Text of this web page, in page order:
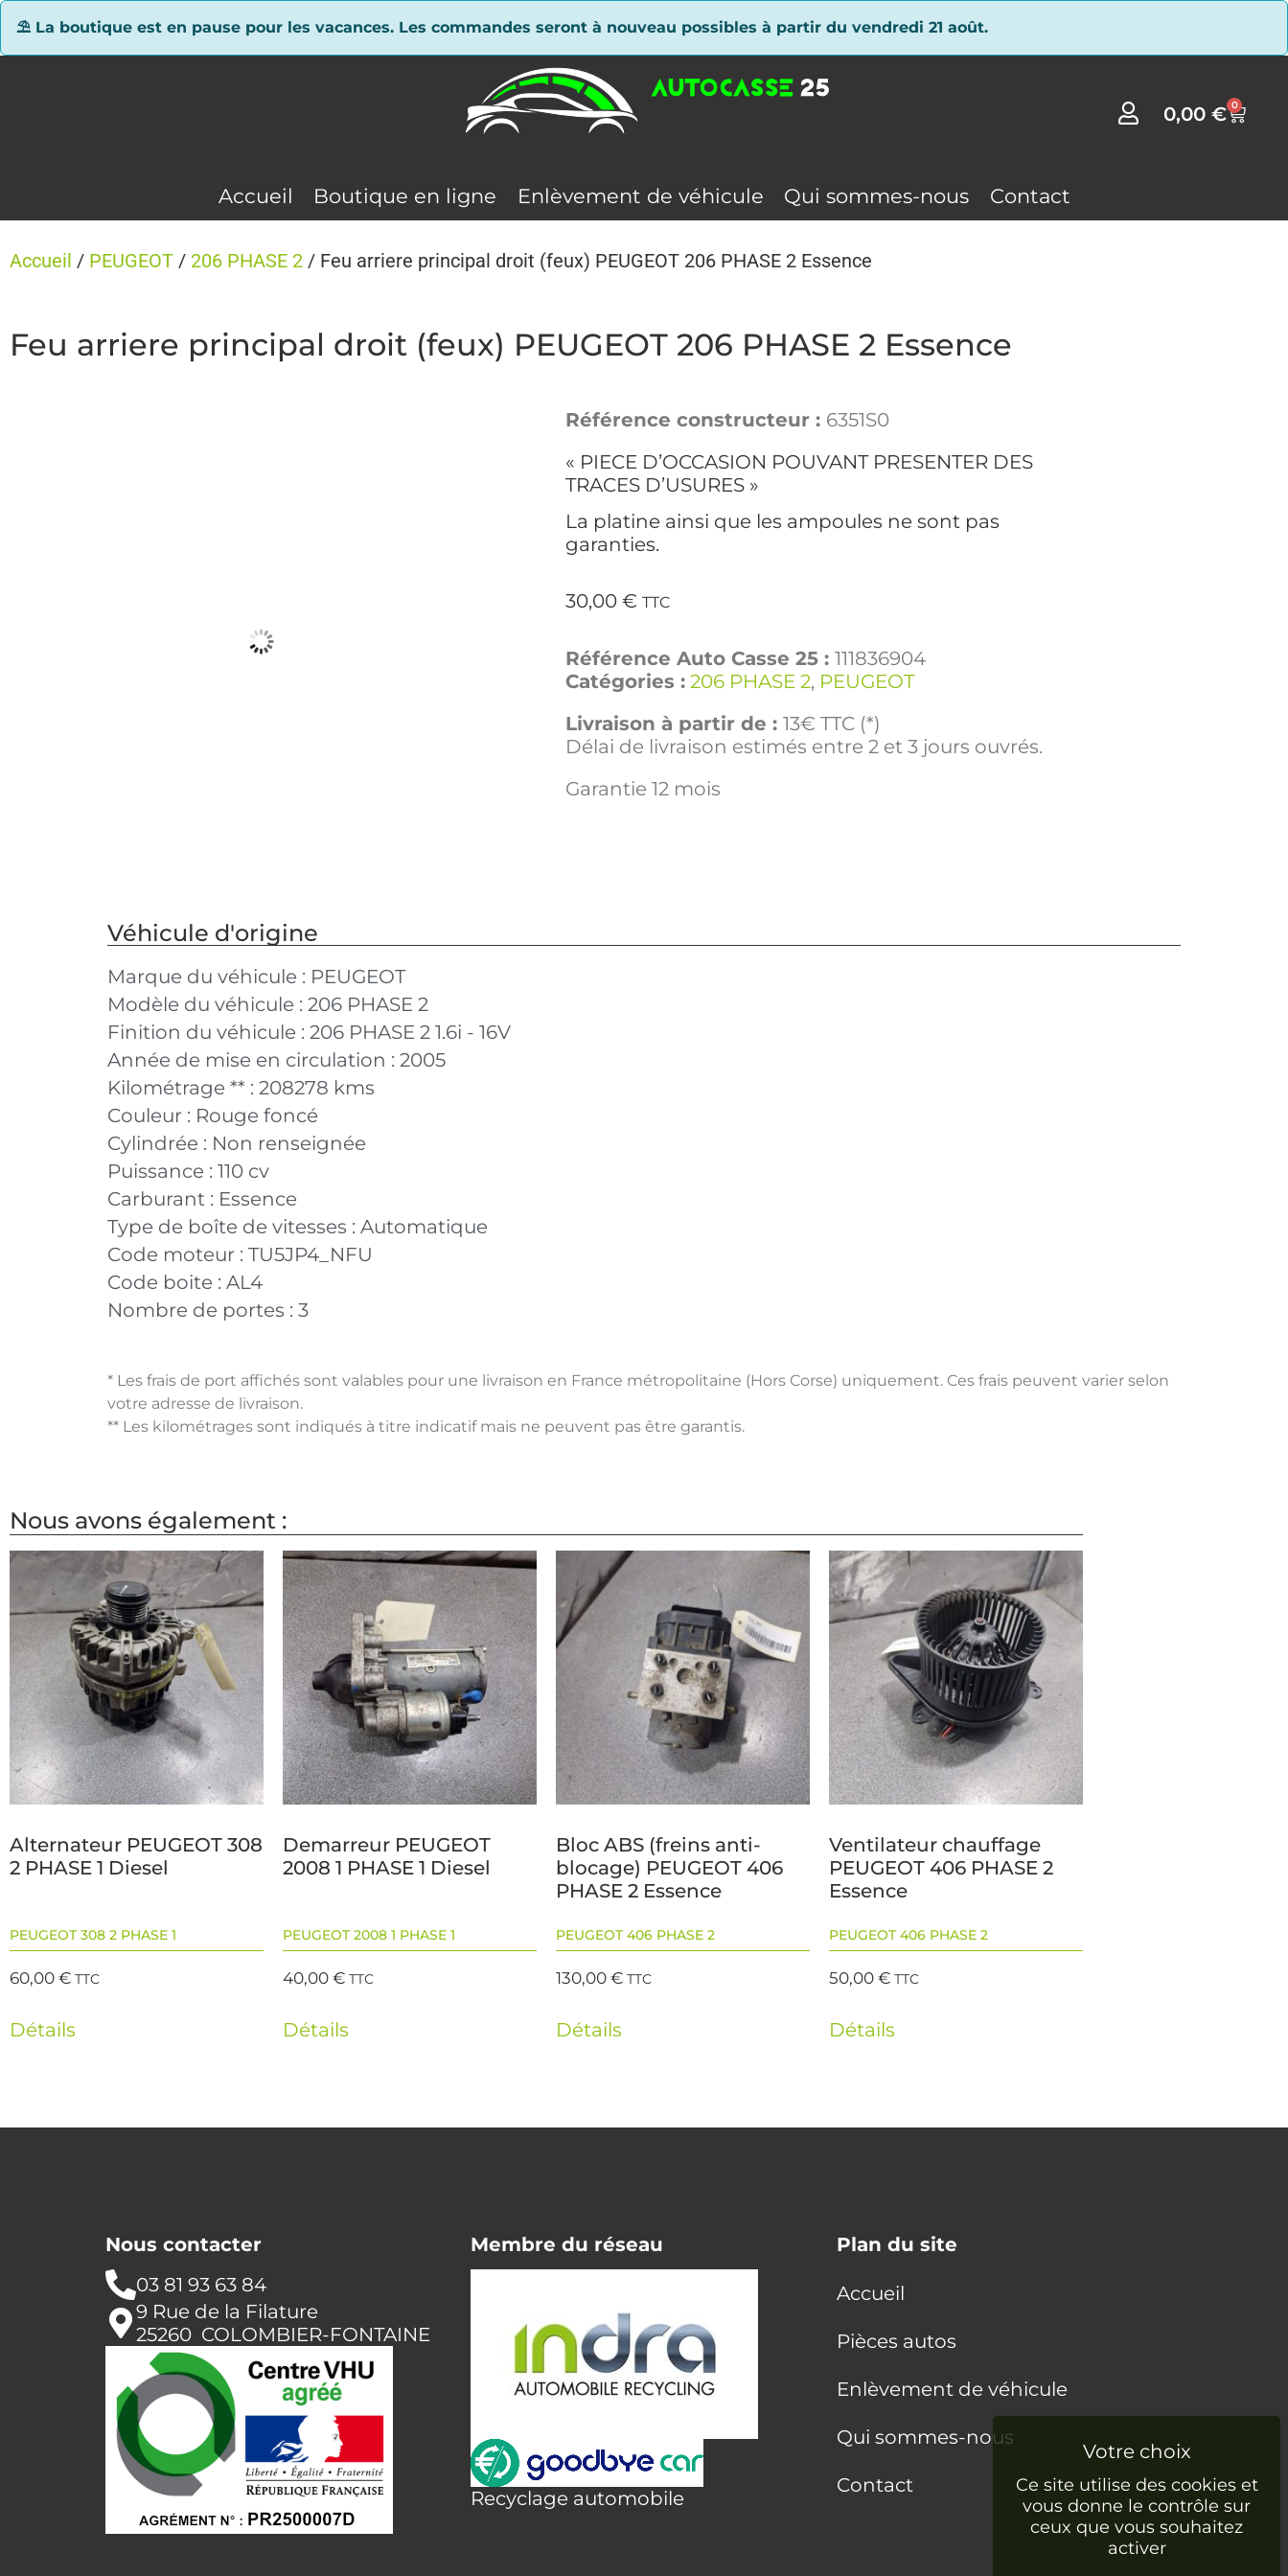
⛱ La boutique est en pause pour les vacances. Les commandes seront à nouveau possibles à partir du vendredi 21 août.
0,00€ 0
Accueil Boutique en ligne Enlèvement de véhicule Qui sommes-nous Contact
Accueil / PEUGEOT / 206 PHASE 2 / Feu arriere principal droit (feux) PEUGEOT 206 PHASE 2 Essence
Feu arriere principal droit (feux) PEUGEOT 206 PHASE 2 Essence
Référence constructeur : 6351S0
« PIECE D’OCCASION POUVANT PRESENTER DES
TRACES D’USURES »
La platine ainsi que les ampoules ne sont pas
garanties.
30,00 € TTC
Référence Auto Casse 25 : 111836904
Catégories : 206 PHASE 2, PEUGEOT
Livraison à partir de : 13€ TTC (*)
Délai de livraison estimés entre 2 et 3 jours ouvrés.
Garantie 12 mois
Véhicule d'origine
Marque du véhicule : PEUGEOT
Modèle du véhicule : 206 PHASE 2
Finition du véhicule : 206 PHASE 2 1.6i - 16V
Année de mise en circulation : 2005
Kilométrage ** : 208278 kms
Couleur : Rouge foncé
Cylindrée : Non renseignée
Puissance : 110 cv
Carburant : Essence
Type de boîte de vitesses : Automatique
Code moteur : TU5JP4_NFU
Code boite : AL4
Nombre de portes : 3
* Les frais de port affichés sont valables pour une livraison en France métropolitaine (Hors Corse) uniquement. Ces frais peuvent varier selon
votre adresse de livraison.
** Les kilométrages sont indiqués à titre indicatif mais ne peuvent pas être garantis.
Nous avons également :
Alternateur PEUGEOT 308
2 PHASE 1 Diesel
PEUGEOT 308 2 PHASE 1
60,00€ TTC
Détails
Demarreur PEUGEOT
2008 1 PHASE 1 Diesel
PEUGEOT 2008 1 PHASE 1
40,00€ TTC
Détails
Bloc ABS (freins anti-
blocage) PEUGEOT 406
PHASE 2 Essence
PEUGEOT 406 PHASE 2
130,00€ TTC
Détails
Ventilateur chauffage
PEUGEOT 406 PHASE 2
Essence
PEUGEOT 406 PHASE 2
50,00€ TTC
Détails
Nous contacter
03 81 93 63 84
9 Rue de la Filature
25260 COLOMBIER-FONTAINE
Membre du réseau
Recyclage automobile
Plan du site
Accueil
Pièces autos
Enlèvement de véhicule
Qui sommes-nous
Contact
Panneau de gestion des cookies
Ce site utilise des cookies et
vous donne le contrôle sur
ceux que vous souhaitez
activer